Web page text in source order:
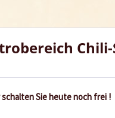
Sie heute noch frei !